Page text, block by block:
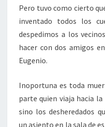
Pero tuvo como cierto
inventado todos los
despedimos a los
hacer con dos amigos
Eugenio.
Inoportuna es toda
parte quien viaja hacia la
sino los desheredados
un asiento en la sala de